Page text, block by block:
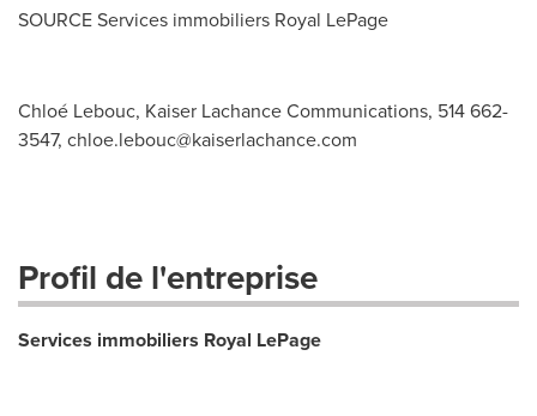
SOURCE Services immobiliers Royal LePage
Chloé Lebouc, Kaiser Lachance Communications, 514 662-
3547, chloe.lebouc@kaiserlachance.com
Profil de l'entreprise
Services immobiliers Royal LePage